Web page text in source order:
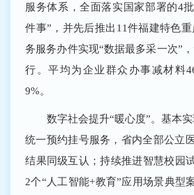
服务体系，全面落实国家部署的4
件事”，并先后推出11件福建特色
务服务办件实现“数据最多采一次”
行。平均为企业群众办事减材料
9%。
数字社会提升“暖心度”。基本
统一预约挂号服务，省内全部公立
结果同级互认；持续推进智慧校园
2个“人工智能+教育”应用场景典型